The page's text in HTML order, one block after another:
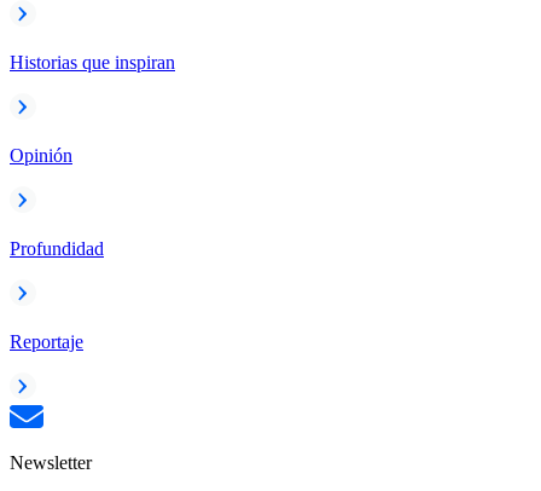
Historias que inspiran
Opinión
Profundidad
Reportaje
Newsletter